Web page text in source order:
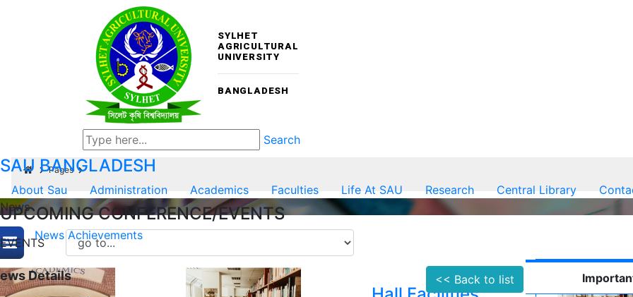
SYLHET
AGRICULTURAL
UNIVERSITY
BANGLADESH
Search
SAU BANGLADESH
About Sau Administration Academics Faculties Life At SAU Research Central Library
UPCOMING CONFERENCE/EVENTS
EVENTS
Pages
News
News Achievements
Details << Back to list